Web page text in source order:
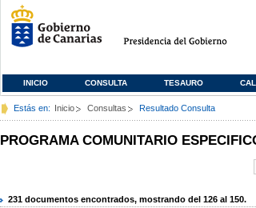
INICIO CONSULTA TESAURO
Estás en: Inicio Consultas Resultado Consulta
PROGRAMA COMUNITARIO
231 documentos encontrados, mostrando del 126 al 150.